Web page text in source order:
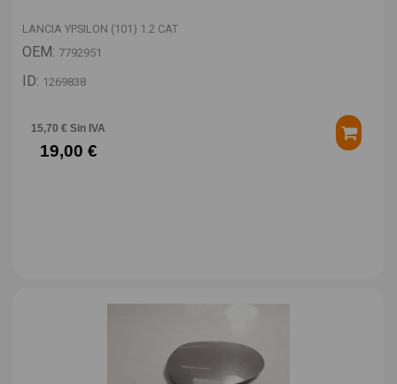
LANCIA YPSILON (101) 1.2 CAT
OEM: 7792951
ID: 1269838
15,70 € Sin IVA
19,00 €